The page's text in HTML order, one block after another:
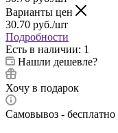
Варианты цен
30.70 руб./шт
Подробности
Есть в наличии: 1
Нашли дешевле?
Хочу в подарок
Самовывоз - бесплатно